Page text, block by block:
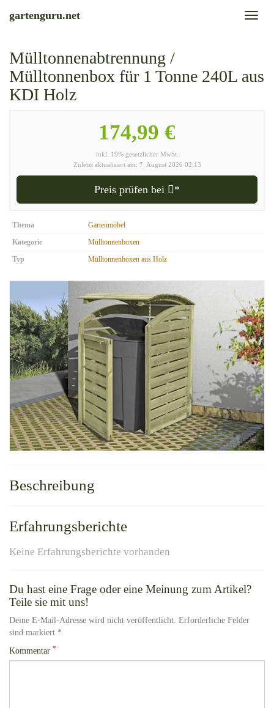
Toggle
gartenguru.net
Mülltonnenabtrennung /
Mülltonnenbox für 1 Tonne 240L aus
KDI Holz
174,99 €
inkl. 19% gesetzlicher MwSt.
Zuletzt aktualisiert am: 7. August 2026 02:13
Preis prüfen bei *
Thema
Gartenmöbel
Kategorie
Mülltonnenboxen
Typ
Mülltonnenboxen aus Holz
Beschreibung
Erfahrungsberichte
Keine Erfahrungsberichte vorhanden
Du hast eine Frage oder eine Meinung zum Artikel?
Teile sie mit uns!
Deine E-Mail-Adresse wird nicht veröffentlicht. Erforderliche Felder
sind markiert *
Kommentar *